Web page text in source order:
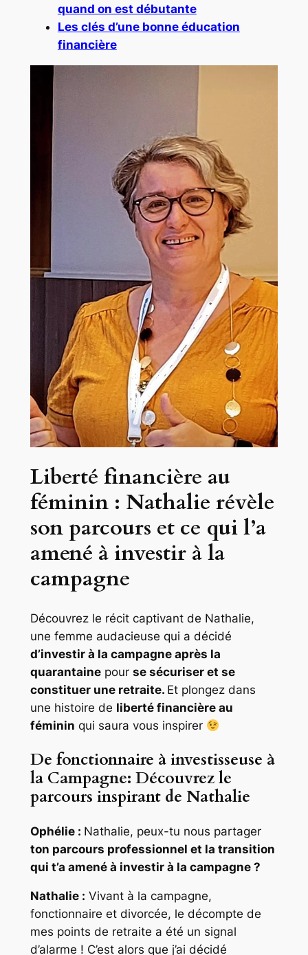
quand on est débutante
Les clés d’une bonne éducation
financière
Liberté financière au
féminin : Nathalie révèle
son parcours et ce qui l’a
amené à investir à la
campagne
Découvrez le récit captivant de Nathalie,
une femme audacieuse qui a décidé
d’investir à la campagne après la
quarantainepour se sécuriser et se
constituer une retraite. Et plongez dans
une histoire de liberté financière au
féminin qui saura vous inspirer
De fonctionnaire à investisseuse à
la Campagne: Découvrez le
parcours inspirant de Nathalie
Ophélie : Nathalie, peux-tu nous partager
ton parcours professionnel et la transition
qui t’a amené à investir à la campagne ?
Nathalie : Vivant à la campagne,
fonctionnaire et divorcée, le décompte de
mes points de retraite a été un signal
d’alarme ! C’est alors que j’ai décidé